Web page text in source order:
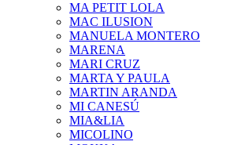
MA PETIT LOLA
MAC ILUSION
MANUELA MONTERO
MARENA
MARI CRUZ
MARTA Y PAULA
MARTIN ARANDA
MI CANESÚ
MIA&LIA
MICOLINO